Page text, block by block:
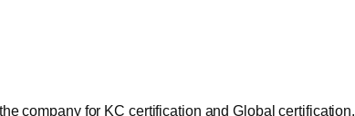
company for KC certification and Global certification.